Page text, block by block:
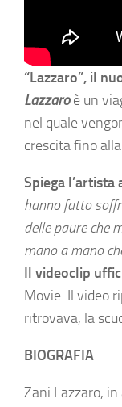
“Lazzaro”, il
Lazzaroè un
nel quale
crescita fino
Spiega
hanno fatto
delle paure che
mano a mano
Il videoclip
Movie. Il video
ritrovava, la
BIOGRAFIA
Zani Lazzaro,